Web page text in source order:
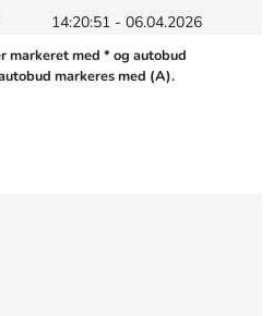
14:20:51 - 06.04.2026
22:50:38 - 03.04.2026
markeret med * og autobud
markeres med (A).